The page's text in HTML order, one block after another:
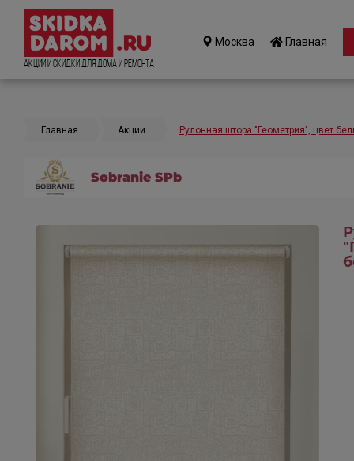
Акции и Скидки для дома и ремонта
Москва Главная
Главная Акции Рулонная штора "Геометрия", цвет
Sobranie SPb